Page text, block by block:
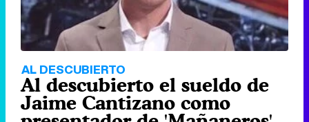
AL DESCUBIERTO
Al descubierto el sueldo de
Jaime Cantizano como